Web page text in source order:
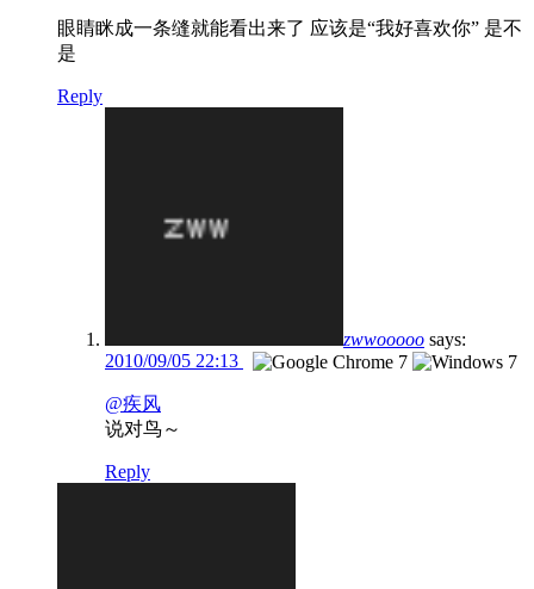
眼睛眯成一条缝就能看出来了 应该是“我好喜欢你” 是不
是
Reply
zwwooooo says:
2010/09/05 22:13
@疾风
说对鸟～
Reply